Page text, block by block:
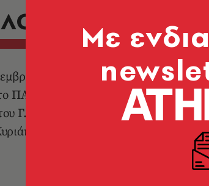
1960, Δράμα) είναι Έλληνας
ΠΑΣΟΚ, το 2011 ανέλαβε Υπουργός
Γ. Παπανδρέου και τον Μάρτιο του
Μητσοτάκη σε διεθνείς
Mε